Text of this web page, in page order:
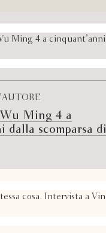
Ming 4 a
dalla scomparsa di